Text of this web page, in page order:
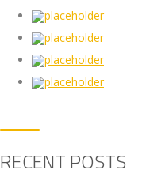
RECENT POSTS